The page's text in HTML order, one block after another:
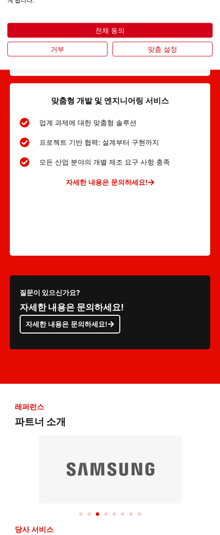
맞춤형 개발 및 엔지니어링 서비스
업계 과제에 대한 맞춤형 솔루션
프로젝트 기반 협력: 설계부터 구현까지
모든 산업 분야의 개별 제조 요구 사항 충족
자세한 내용은 문의하세요!
질문이 있으신가요?
자세한 내용은 문의하세요!
자세한 내용은 문의하세요!
레퍼런스
파트너 소개
당사 서비스
전체 동의
거부 맞춤 설정